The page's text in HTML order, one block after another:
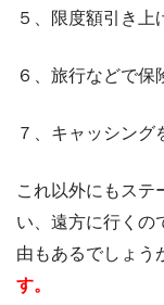
５、限度額引き上
６、旅行などで保
７、キャッシング
これ以外にもステ
い、遠方に行くの
由もあるでしょう
す。